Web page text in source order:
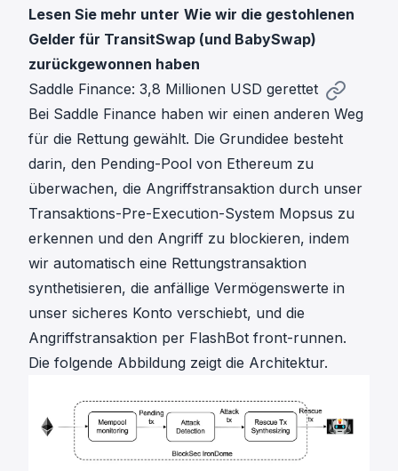
Lesen Sie mehr unter Wie wir die gestohlenen
Gelder für TransitSwap (und BabySwap)
zurückgewonnen haben
Saddle Finance: 3,8 Millionen USD gerettet
Bei Saddle Finance haben wir einen anderen Weg
für die Rettung gewählt. Die Grundidee besteht
darin, den Pending-Pool von Ethereum zu
überwachen, die Angriffstransaktion durch unser
Transaktions-Pre-Execution-System Mopsus zu
erkennen und den Angriff zu blockieren, indem
wir automatisch eine Rettungstransaktion
synthetisieren, die anfällige Vermögenswerte in
unser sicheres Konto verschiebt, und die
Angriffstransaktion per FlashBot front-runnen.
Die folgende Abbildung zeigt die Architektur.